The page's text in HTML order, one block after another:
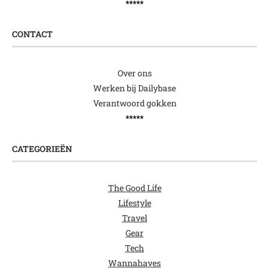
*****
CONTACT
Over ons
Werken bij Dailybase
Verantwoord gokken
*****
CATEGORIEËN
The Good Life
Lifestyle
Travel
Gear
Tech
Wannahaves